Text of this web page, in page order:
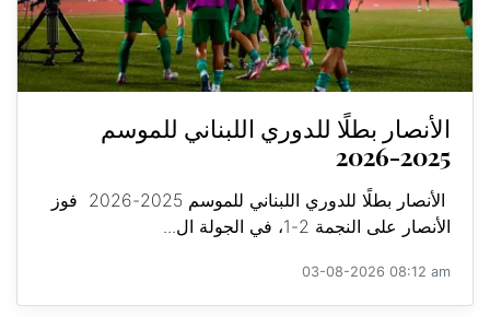
الأنصار بطلًا للدوري اللبناني للموسم
2025-2026
الأنصار بطلًا للدوري اللبناني للموسم 2025-2026 فوز
الأنصار على النجمة 2-1، في الجولة ال...
03-08-2026 08:12 am